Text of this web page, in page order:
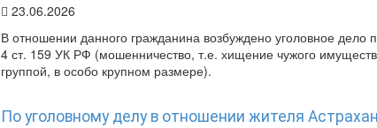
23.06.2026
В отношении данного гражданина возбуждено уголовное дело
4 ст. 159 УК РФ (мошенничество, т.е. хищение чужого
группой, в особо крупном размере).
По уголовному делу в отношении жителя